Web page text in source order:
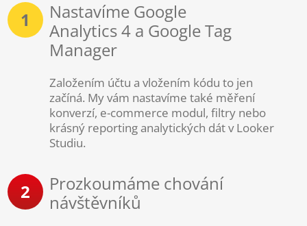
1
Nastavíme Google
Analytics 4 a Google Tag
Manager
Založením účtu a vložením kódu to jen
začíná. My vám nastavíme také měření
konverzí, e-commerce modul, filtry nebo
krásný reporting analytických dát v Looker
Studiu.
2
Prozkoumáme chování
návštěvníků